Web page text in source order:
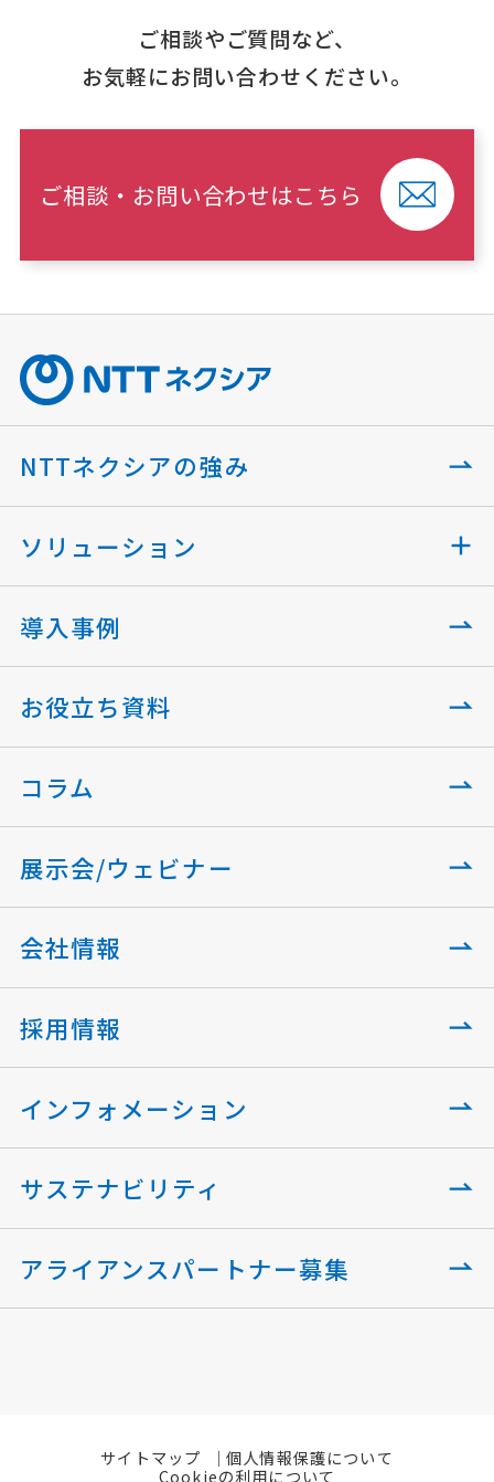
ご相談やご質問など、
お気軽にお問い合わせください。
ご相談・お問い合わせはこちら
NTTネクシアの強み
ソリューション
導入事例
お役立ち資料
コラム
展示会/ウェビナー
会社情報
採用情報
インフォメーション
サステナビリティ
アライアンスパートナー募集
サイトマップ
個人情報保護について
Cookieの利用について